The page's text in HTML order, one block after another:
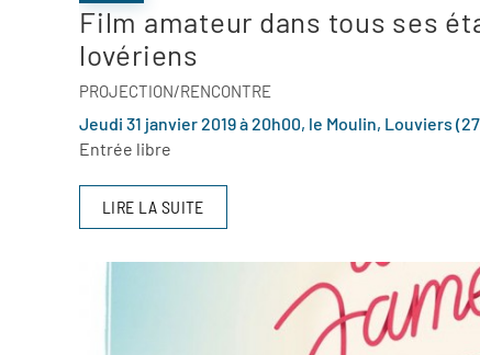
Film amateur dans tous ses
lovériens
PROJECTION/RENCONTRE
Jeudi 31 janvier 2019 à 20h00, le Moulin, Louviers
Entrée libre
LIRE LA SUITE